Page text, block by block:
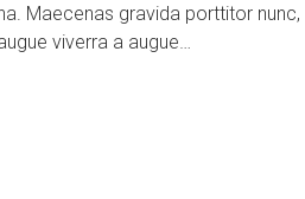
Maecenas gravida porttitor
viverra a augue…